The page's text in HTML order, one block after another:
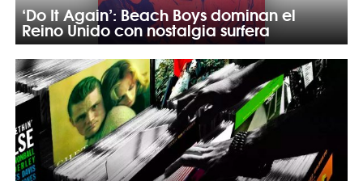
‘Do It Again’: Beach Boys dominan el
Reino Unido con nostalgia surfera